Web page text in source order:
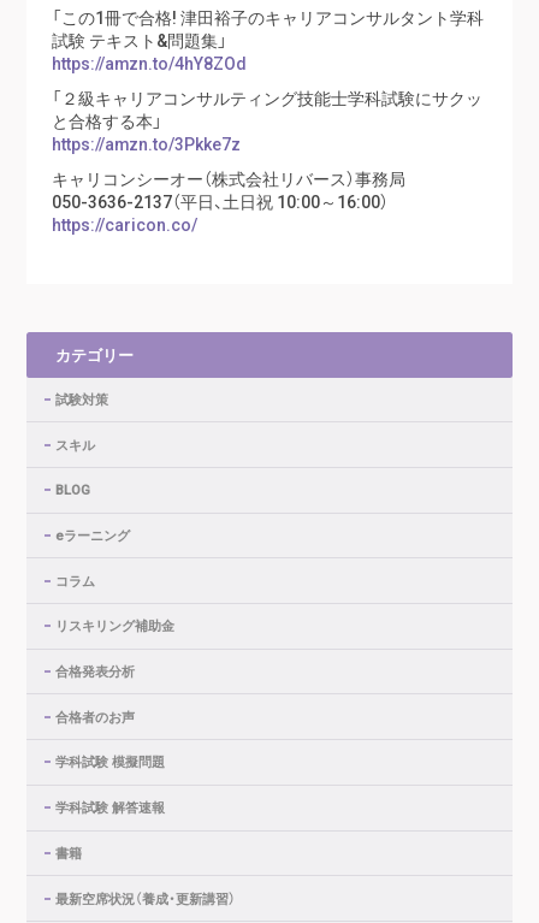
「この1冊で合格! 津田裕子のキャリアコンサルタント学科
試験 テキスト&問題集」
https://amzn.to/4hY8ZOd
「２級キャリアコンサルティング技能士学科試験にサクッ
と合格する本」
https://amzn.to/3Pkke7z
キャリコンシーオー（株式会社リバース）事務局
050-3636-2137（平日、土日祝 10:00～16:00）
https://caricon.co/
カテゴリー
試験対策
スキル
BLOG
eラーニング
コラム
リスキリング補助金
合格発表分析
合格者のお声
学科試験 模擬問題
学科試験 解答速報
書籍
最新空席状況（養成・更新講習）